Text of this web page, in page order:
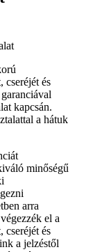
cseréjét és
kapcsán.
a hátuk
minőségű
arra
el a
cseréjét és
a jelzéstől